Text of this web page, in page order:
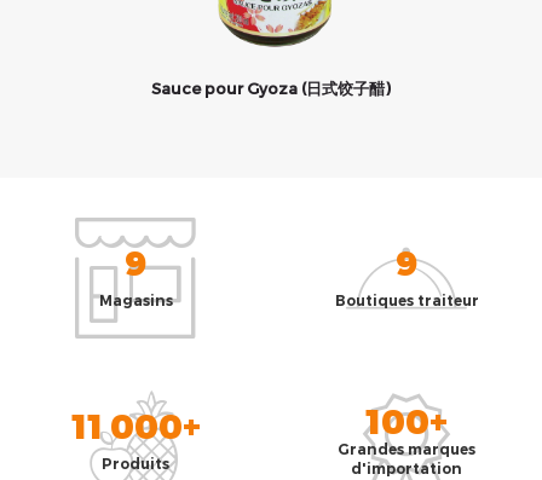
Sauce pour Gyoza (日式饺子醋)
9
Magasins
9
Boutiques traiteur
11 000+
Produits
100+
Grandes marques
d'importation